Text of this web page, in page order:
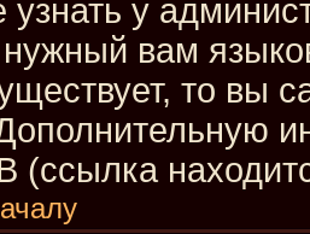
узнать у
вам
то вы
(ссылка